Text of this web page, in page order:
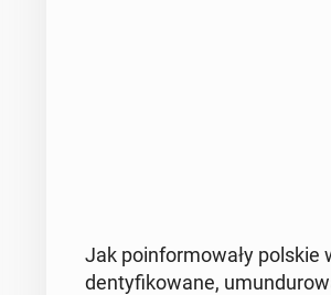
Jak po­in­for­mo­wa­ły polskie
den­ty­fi­ko­wa­ne,